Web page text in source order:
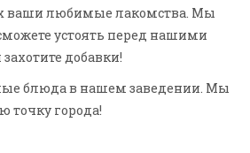
ваши любимые лакомства. Мы
устоять перед нашими
добавки!
блюда в нашем заведении. Мы
точку города!